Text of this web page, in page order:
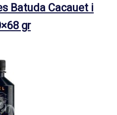
Batuda Cacauet i
gr